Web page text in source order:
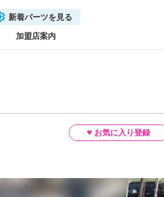
新着パーツを見る
加盟店案内